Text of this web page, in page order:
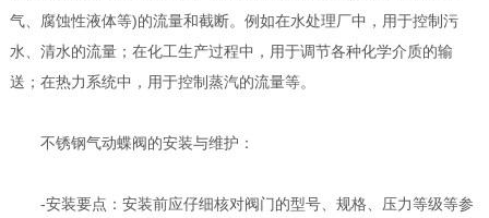
气、腐蚀性液体等)的流量和截断。例如在水处理厂中，用于控制污
水、清水的流量；在化工生产过程中，用于调节各种化学介质的输
送；在热力系统中，用于控制蒸汽的流量等。
不锈钢气动蝶阀的安装与维护：
-安装要点：安装前应仔细核对阀门的型号、规格、压力等级等参